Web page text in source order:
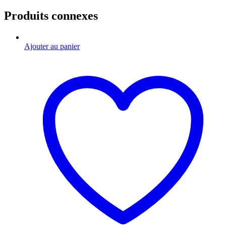
Produits connexes
Ajouter au panier